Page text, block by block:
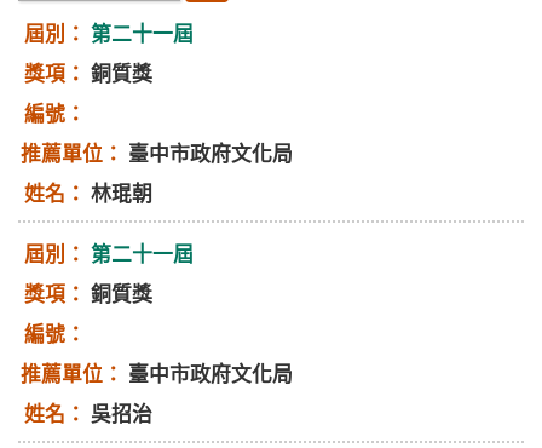
第二十一屆
銅質獎
臺中市政府文化局
林琨朝
第二十一屆
銅質獎
臺中市政府文化局
吳招治